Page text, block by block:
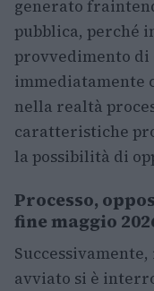
generato
pubblica, perché
provvedimento
immediatamente
nella realtà
caratteristiche
la possibilità di
Processo,
fine maggio
avviato si è